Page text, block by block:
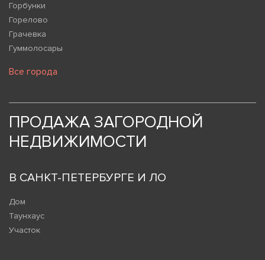
Горбунки
Горелово
Грачевка
Гуммолосары
Все города
ПРОДАЖА ЗАГОРОДНОЙ
НЕДВИЖИМОСТИ
В САНКТ-ПЕТЕРБУРГЕ И ЛО
Дом
Таунхаус
Участок